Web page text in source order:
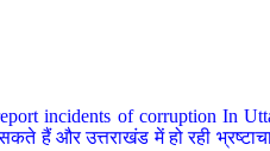
incidents of corruption In
हैं और उत्तराखंड में हो रही